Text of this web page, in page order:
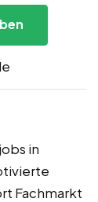
in
Fachmarkt